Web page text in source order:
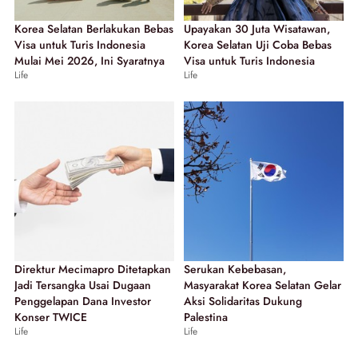
Korea Selatan Berlakukan Bebas
Visa untuk Turis Indonesia
Mulai Mei 2026, Ini Syaratnya
Life
Upayakan 30 Juta Wisatawan,
Korea Selatan Uji Coba Bebas
Visa untuk Turis Indonesia
Life
Direktur Mecimapro Ditetapkan
Jadi Tersangka Usai Dugaan
Penggelapan Dana Investor
Konser TWICE
Life
Serukan Kebebasan,
Masyarakat Korea Selatan Gelar
Aksi Solidaritas Dukung
Palestina
Life